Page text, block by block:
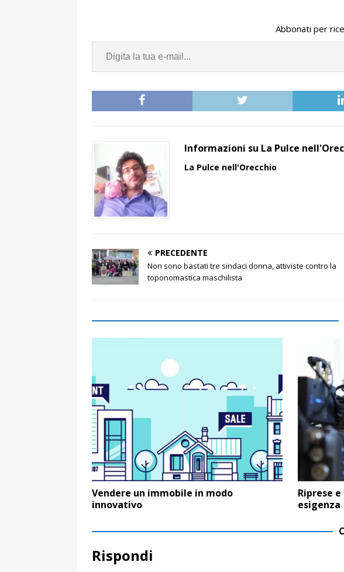
Abbonati per
Informazioni su La Pulce
La Pulce nell'Orecchio
PRECEDENTE
Non sono bastati tre sindaci donna, attiviste contro la
toponomastica maschilista
Vendere un immobile in modo
innovativo
Riprese
esigenza
Rispondi